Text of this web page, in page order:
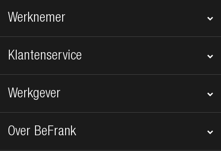
Footer navigatie
Werknemer
Klantenservice
Werkgever
Over BeFrank